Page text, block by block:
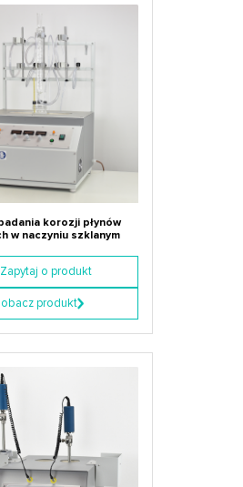
korozji płynów
w naczyniu szklanym
Zapytaj o produkt
produkt